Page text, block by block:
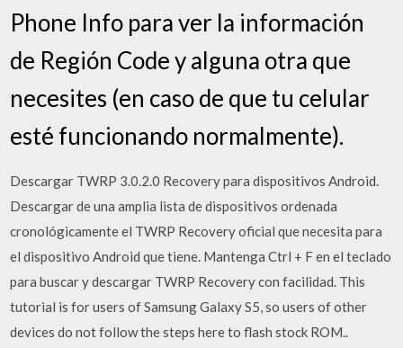
Phone Info para ver la información
de Región Code y alguna otra que
necesites (en caso de que tu celular
esté funcionando normalmente).
Descargar TWRP 3.0.2.0 Recovery para dispositivos Android.
Descargar de una amplia lista de dispositivos ordenada
cronológicamente el TWRP Recovery oficial que necesita para
el dispositivo Android que tiene. Mantenga Ctrl + F en el teclado
para buscar y descargar TWRP Recovery con facilidad. This
tutorial is for users of Samsung Galaxy S5, so users of other
devices do not follow the steps here to flash stock ROM..